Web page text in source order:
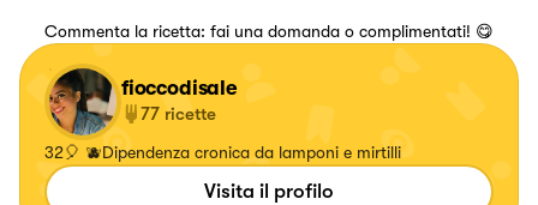
Commenta la ricetta: fai una domanda o complimentati! 😋
fioccodisale
77 ricette
32🎈 🫐Dipendenza cronica da lamponi e mirtilli
Visita il profilo